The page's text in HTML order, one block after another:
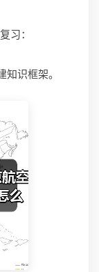
习：
识框架。